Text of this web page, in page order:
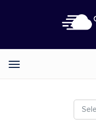
Categories